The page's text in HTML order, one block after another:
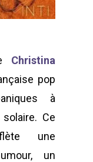
Christina
pop
à
Ce
une
un